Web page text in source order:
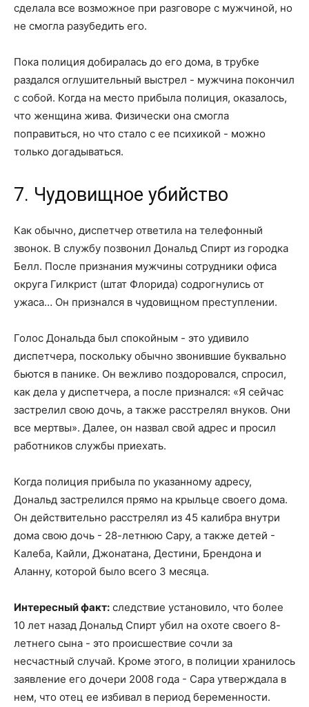
сделала все возможное при разговоре с мужчиной, но
не смогла разубедить его.
Пока полиция добиралась до его дома, в трубке
раздался оглушительный выстрел - мужчина покончил
с собой. Когда на место прибыла полиция, оказалось,
что женщина жива. Физически она смогла
поправиться, но что стало с ее психикой - можно
только догадываться.
7. Чудовищное убийство
Как обычно, диспетчер ответила на телефонный
звонок. В службу позвонил Дональд Спирт из городка
Белл. После признания мужчины сотрудники офиса
округа Гилкрист (штат Флорида) содрогнулись от
ужаса… Он признался в чудовищном преступлении.
Голос Дональда был спокойным - это удивило
диспетчера, поскольку обычно звонившие буквально
бьются в панике. Он вежливо поздоровался, спросил,
как дела у диспетчера, а после признался: «Я сейчас
застрелил свою дочь, а также расстрелял внуков. Они
все мертвы». Далее, он назвал свой адрес и просил
работников службы приехать.
Когда полиция прибыла по указанному адресу,
Дональд застрелился прямо на крыльце своего дома.
Он действительно расстрелял из 45 калибра внутри
дома свою дочь - 28-летнюю Сару, а также детей -
Калеба, Кайли, Джонатана, Дестини, Брендона и
Аланну, которой было всего 3 месяца.
Интересный факт: следствие установило, что более
10 лет назад Дональд Спирт убил на охоте своего 8-
летнего сына - это происшествие сочли за
несчастный случай. Кроме этого, в полиции хранилось
заявление его дочери 2008 года - Сара утверждала в
нем, что отец ее избивал в период беременности.